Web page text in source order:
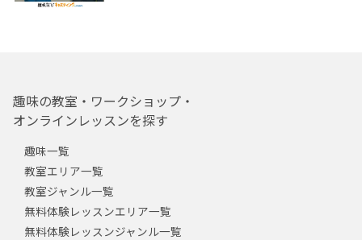
趣味の教室・ワークショップ・
オンラインレッスンを探す
趣味一覧
教室エリア一覧
教室ジャンル一覧
無料体験レッスンエリア一覧
無料体験レッスンジャンル一覧